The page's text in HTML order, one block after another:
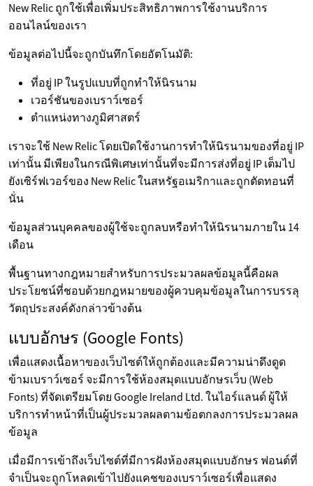
New Relic ถูกใช้เพื่อเพิ่มประสิทธิภาพการใช้งานบริการ
ออนไลน์ของเรา
ข้อมูลต่อไปนี้จะถูกบันทึกโดยอัตโนมัติ:
ที่อยู่ IP ในรูปแบบที่ถูกทำให้นิรนาม
เวอร์ชันของเบราว์เซอร์
ตำแหน่งทางภูมิศาสตร์
เราจะใช้ New Relic โดยเปิดใช้งานการทำให้นิรนามของที่อยู่ IP
เท่านั้น มีเพียงในกรณีพิเศษเท่านั้นที่จะมีการส่งที่อยู่ IP เต็มไป
ยังเซิร์ฟเวอร์ของ New Relic ในสหรัฐอเมริกาและถูกตัดทอนที่
นั่น
ข้อมูลส่วนบุคคลของผู้ใช้จะถูกลบหรือทำให้นิรนามภายใน 14
เดือน
พื้นฐานทางกฎหมายสำหรับการประมวลผลข้อมูลนี้คือผล
ประโยชน์ที่ชอบด้วยกฎหมายของผู้ควบคุมข้อมูลในการบรรลุ
วัตถุประสงค์ดังกล่าวข้างต้น
แบบอักษร (Google Fonts)
เพื่อแสดงเนื้อหาของเว็บไซต์ให้ถูกต้องและมีความน่าดึงดูด
ข้ามเบราว์เซอร์ จะมีการใช้ห้องสมุดแบบอักษรเว็บ (Web
Fonts) ที่จัดเตรียมโดย Google Ireland Ltd. ในไอร์แลนด์ ผู้ให้
บริการทำหน้าที่เป็นผู้ประมวลผลตามข้อตกลงการประมวลผล
ข้อมูล
เมื่อมีการเข้าถึงเว็บไซต์ที่มีการฝังห้องสมุดแบบอักษร ฟอนต์ที่
จำเป็นจะถูกโหลดเข้าไปยังแคชของเบราว์เซอร์เพื่อแสดง